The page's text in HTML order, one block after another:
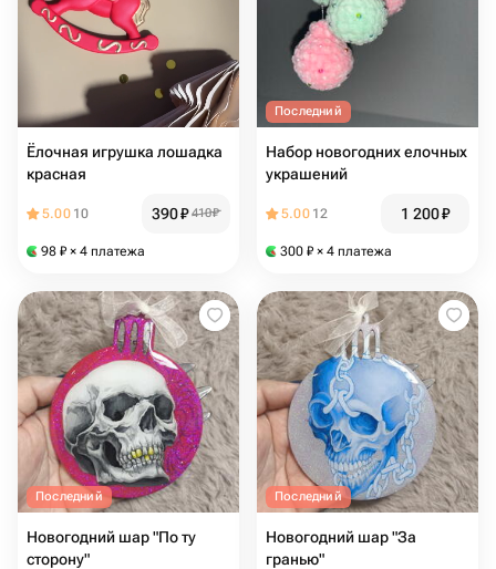
Ёлочная игрушка лошадка
красная
5.00 10 390₽ 410₽
98 ₽ × 4 платежа
Последний
Набор новогодних елочных
украшений
5.00 12 1 200₽
300 ₽ × 4 платежа
Последний
Новогодний шар "По ту
сторону"
Последний
Новогодний шар "За
гранью"